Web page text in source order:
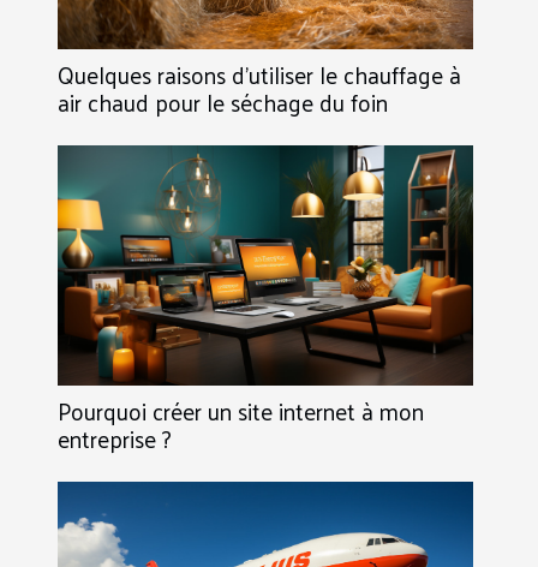
Quelques raisons d’utiliser le chauffage à
air chaud pour le séchage du foin
Pourquoi créer un site internet à mon
entreprise ?